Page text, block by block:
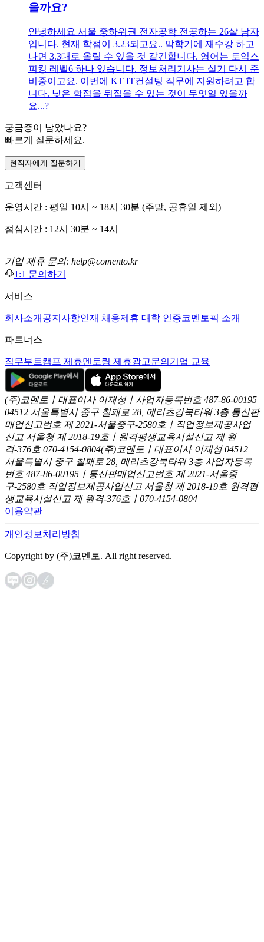
을까요?
안녕하세요 서울 중하위권 전자공학 전공하는 26살 남자
입니다. 현재 학점이 3.23되고요.. 막학기에 재수강 하고
나면 3.3대로 올릴 수 있을 것 같긴합니다. 영어는 토익스
피킹 레벨6 하나 있습니다. 정보처리기사는 실기 다시 준
비중이고요. 이번에 KT IT컨설팅 직무에 지원하려고 합
니다. 낮은 학점을 뒤집을 수 있는 것이 무엇일 있을까
요...?
궁금증이 남았나요?
빠르게 질문하세요.
현직자에게 질문하기
고객센터
운영시간 : 평일 10시 ~ 18시 30분 (주말, 공휴일 제외)
점심시간 : 12시 30분 ~ 14시
기업 제휴 문의: help@comento.kr
1:1 문의하기
서비스
회사소개 공지사항인재 채용제휴 대학 인증코멘토픽 소개
파트너스
직무부트캠프 제휴멘토링 제휴광고문의 기업 교육
(주)코멘토ㅣ대표이사 이재성ㅣ사업자등록번호 487-86-00195
04512 서울특별시 중구 칠패로 28, 메리츠강북타워 3층 통신판
매업신고번호 제 2021-서울중구-2580호ㅣ직업정보제공사업
신고 서울청 제 2018-19호ㅣ원격평생교육시설신고 제 원
격-376호 070-4154-0804(주)코멘토ㅣ대표이사 이재성 04512
서울특별시 중구 칠패로 28, 메리츠강북타워 3층 사업자등록
번호 487-86-00195ㅣ통신판매업신고번호 제 2021-서울중
구-2580호 직업정보제공사업신고 서울청 제 2018-19호 원격평
생교육시설신고 제 원격-376호ㅣ070-4154-0804
이용약관
개인정보처리방침
Copyright by (주)코멘토. All right reserved.